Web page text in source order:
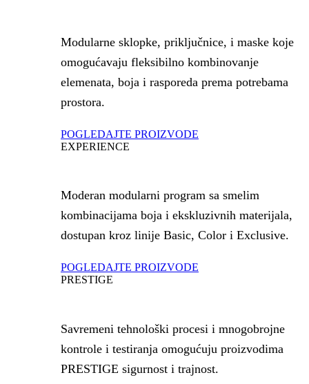
Modularne sklopke, priključnice, i maske koje
omogućavaju fleksibilno kombinovanje
elemenata, boja i rasporeda prema potrebama
prostora.
POGLEDAJTE PROIZVODE
EXPERIENCE
Moderan modularni program sa smelim
kombinacijama boja i ekskluzivnih materijala,
dostupan kroz linije Basic, Color i Exclusive.
POGLEDAJTE PROIZVODE
PRESTIGE
Savremeni tehnološki procesi i mnogobrojne
kontrole i testiranja omogućuju proizvodima
PRESTIGE sigurnost i trajnost.